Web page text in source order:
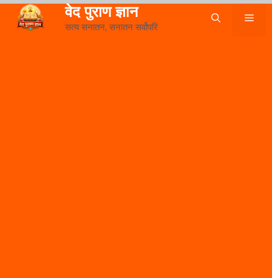
Skip
वेद पुराण ज्ञान
सत्य सनातन, सनातन सर्वोपरि